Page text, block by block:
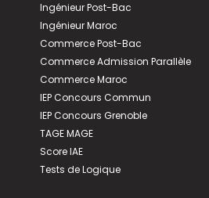
Ingénieur Post-Bac
Ingénieur Maroc
Commerce Post-Bac
Commerce Admission Parallèle
Commerce Maroc
IEP Concours Commun
IEP Concours Grenoble
TAGE MAGE
Score IAE
Tests de Logique